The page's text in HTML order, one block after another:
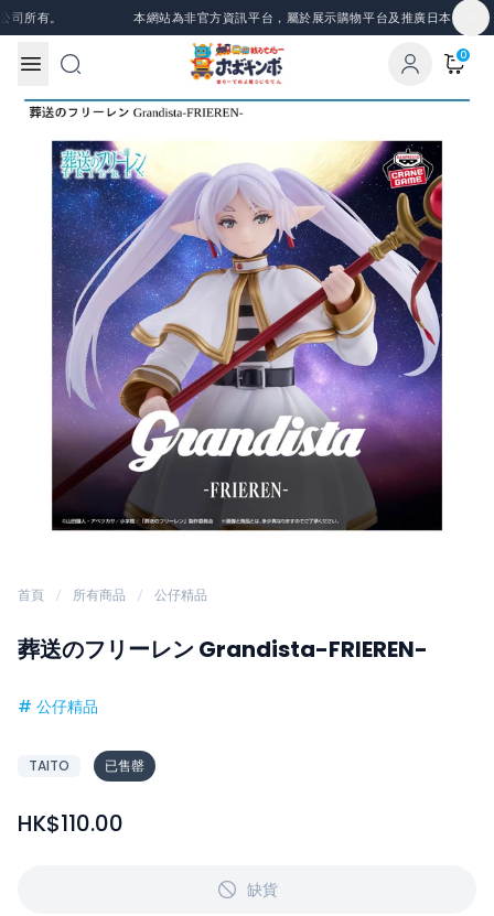
Skip to content
所有。 本網站為非官方資訊平台，屬於展示購物平台及推廣日本景品、
0
首頁 所有商品 公仔精品
葬送のフリーレン Grandista-FRIEREN-
# 公仔精品
TAITO 已售罄
HK$110.00
缺貨